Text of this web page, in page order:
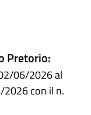
Pretorio:
06/2026 al
con il n.